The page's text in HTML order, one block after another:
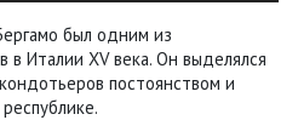
был одним из
Италии XV века. Он выделялся
постоянством и